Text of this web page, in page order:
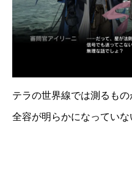
テラの世界線では測るも
全容が明らかになっていな